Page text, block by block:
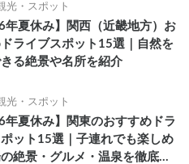
光・スポット
年夏休み】関西（近畿地方）お
ライブスポット15選｜自然を
る絶景や名所を紹介
光・スポット
年夏休み】関東のおすすめドラ
ット15選｜子連れでも楽しめ
絶景・グルメ・温泉を徹底解